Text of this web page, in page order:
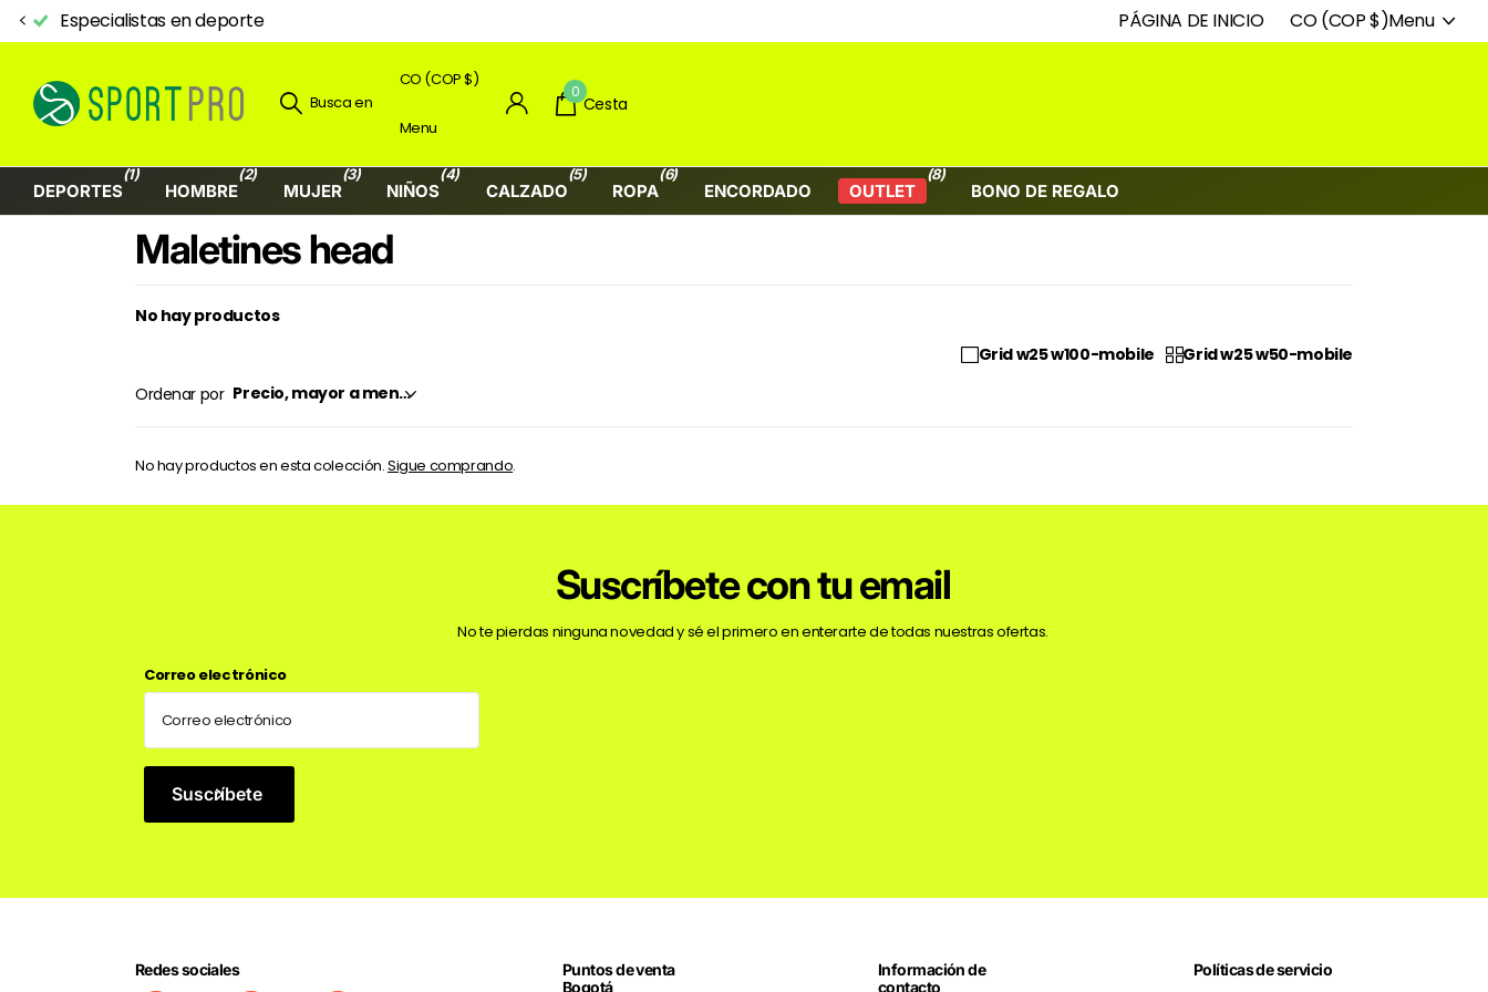
Especialistas en deporte PÁGINA DE INICIO CO (COP $)Menu
Busca en
CO (COP $)
Menu
0
Cesta
DEPORTES
(1)
HOMBRE
(2)
MUJER
(3)
NIÑOS
(4)
CALZADO
(5)
ROPA
(6)
ENCORDADO OUTLET
(8)
BONO DE REGALO
Maletines head
No hay productos
Grid w25 w100-mobile
Grid w25 w50-mobile
Ordenar por
No hay productos en esta colección.Sigue comprando.
Suscríbete con tu email
No te pierdas ninguna novedad y sé el primero en enterarte de todas nuestras ofertas.
Correo electrónico
Suscríbete
Redes sociales
Puntos de venta
Bogotá
Información de
contacto
Políticas de servicio